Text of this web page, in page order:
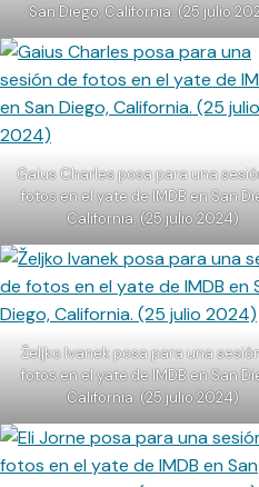
San Diego, California. (25 julio
Gaius Charles posa para una
fotos en el yate de IMDB en San
California. (25 julio 2024)
Željko Ivanek posa para una
fotos en el yate de IMDB en San
California. (25 julio 2024)